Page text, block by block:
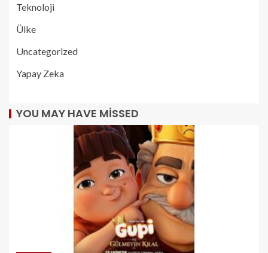
Teknoloji
Ülke
Uncategorized
Yapay Zeka
YOU MAY HAVE MISSED